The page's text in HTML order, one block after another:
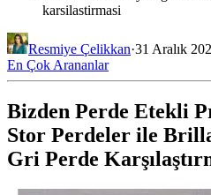
karsilastirmasi
Resmiye Çelikkan·31 Aralık
En Çok Arananlar
Bizden Perde Etekli
Stor Perdeler ile
Gri Perde